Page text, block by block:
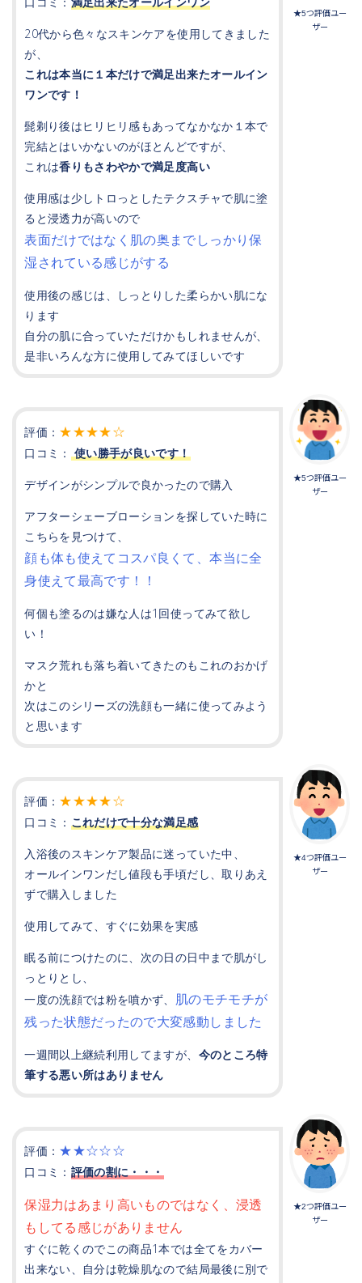
★5つ評価ユー
ザー
20代から色々なスキンケアを使用してきました
が、
これは本当に１本だけで満足出来たオールイン
ワンです！
髭剃り後はヒリヒリ感もあってなかなか１本で
完結とはいかないのがほとんどですが、
これは香りもさわやかで満足度高い
使用感は少しトロっとしたテクスチャで肌に塗
ると浸透力が高いので
表面だけではなく肌の奥までしっかり保
湿されている感じがする
使用後の感じは、しっとりした柔らかい肌にな
ります
自分の肌に合っていただけかもしれませんが、
是非いろんな方に使用してみてほしいです
★5つ評価ユー
ザー
評価： ★★★★☆
口コミ： 使い勝手が良いです！
デザインがシンプルで良かったので購入
アフターシェーブローションを探していた時に
こちらを見つけて、
顔も体も使えてコスパ良くて、本当に全
身使えて最高です！！
何個も塗るのは嫌な人は1回使ってみて欲し
い！
マスク荒れも落ち着いてきたのもこれのおかげ
かと
次はこのシリーズの洗顔も一緒に使ってみよう
と思います
★4つ評価ユー
ザー
評価： ★★★★☆
口コミ： これだけで十分な満足感
入浴後のスキンケア製品に迷っていた中、
オールインワンだし値段も手頃だし、取りあえ
ずで購入しました
使用してみて、すぐに効果を実感
眠る前につけたのに、次の日の日中まで肌がし
っとりとし、
一度の洗顔では粉を噴かず、 肌のモチモチが
残った状態だったので大変感動しました
一週間以上継続利用してますが、 今のところ特
筆する悪い所はありません
★2つ評価ユー
ザー
評価： ★★☆☆☆
口コミ： 評価の割に・・・
保湿力はあまり高いものではなく、浸透
もしてる感じがありません
すぐに乾くのでこの商品1本では全てをカバー
出来ない、自分は乾燥肌なので結局最後に別で